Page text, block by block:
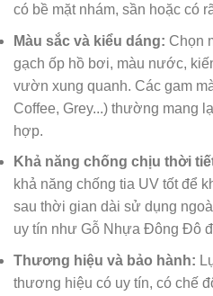
có bề mặt nhám, sần hoặc có
Màu sắc và kiểu dáng: Chọn
gạch ốp hồ bơi, màu nước,
vườn xung quanh. Các gam
Coffee, Grey...) thường mang
hợp.
Khả năng chống chịu thời
khả năng chống tia UV tốt để
sau thời gian dài sử dụng
uy tín như Gỗ Nhựa Đông Đô
Thương hiệu và bảo hành:
thương hiệu có uy tín, có chế